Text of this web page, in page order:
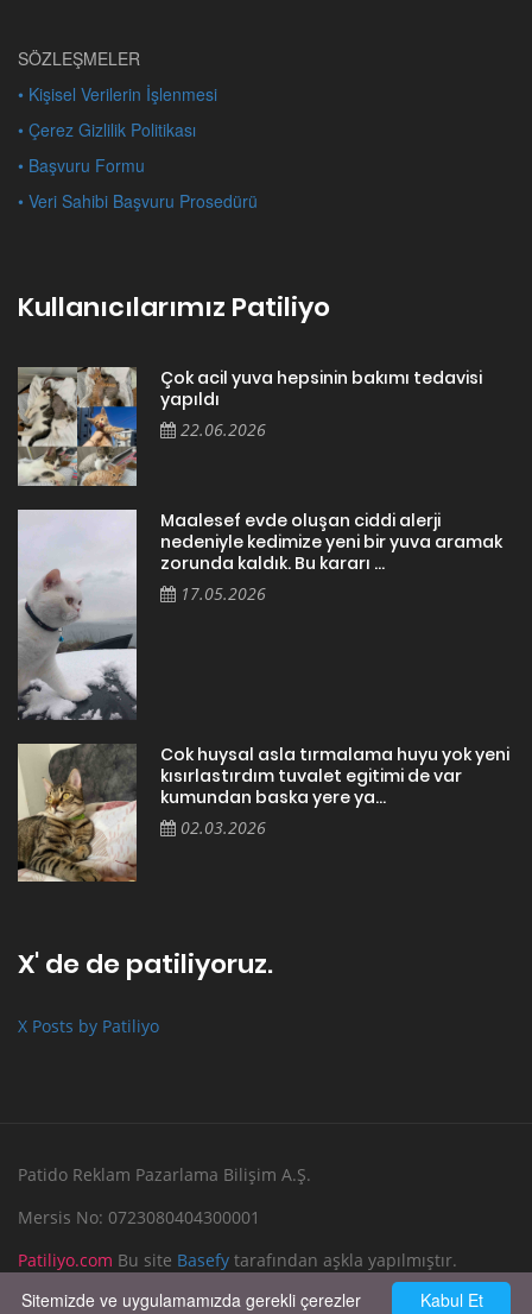
SÖZLEŞMELER
• Kişisel Verilerin İşlenmesi
• Çerez Gizlilik Politikası
• Başvuru Formu
• Veri Sahibi Başvuru Prosedürü
Kullanıcılarımız Patiliyo
Çok acil yuva hepsinin bakımı tedavisi
yapıldı
22.06.2026
Maalesef evde oluşan ciddi alerji
nedeniyle kedimize yeni bir yuva aramak
zorunda kaldık. Bu kararı ...
17.05.2026
Cok huysal asla tırmalama huyu yok yeni
kısırlastırdım tuvalet egitimi de var
kumundan baska yere ya...
02.03.2026
X' de de patiliyoruz.
X Posts by Patiliyo
Patido Reklam Pazarlama Bilişim A.Ş.
Mersis No: 0723080404300001
Patiliyo.com Bu site Basefy tarafından aşkla yapılmıştır.
Reklam Verin
Bize Yazın
Kabul Et
Sitemizde ve uygulamamızda gerekli çerezler